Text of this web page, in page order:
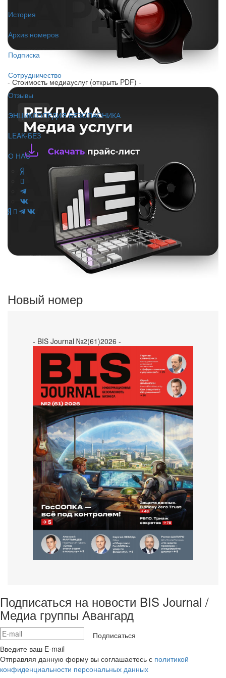
История
Архив номеров
Подписка
Сотрудничество
Отзывы
ЭНЦИКЛОПЕДИЯ БЕЗОПАСНИКА
LEAK-БЕЗ
О НАС
- Стоимость медиауслуг (открыть PDF) -
Новый номер
- BIS Journal №2(61)2026 -
Подписаться на новости BIS Journal /
Медиа группы Авангард
Подписаться
Введите ваш E-mail
Отправляя данную форму вы соглашаетесь с политикой
конфиденциальности персональных данных